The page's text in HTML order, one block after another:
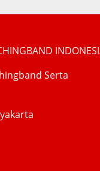
Serta